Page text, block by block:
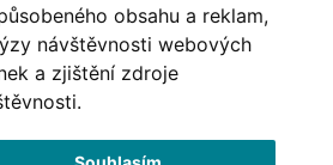
obsahu a reklam,
návštěvnosti webových
a zjištění zdroje
140